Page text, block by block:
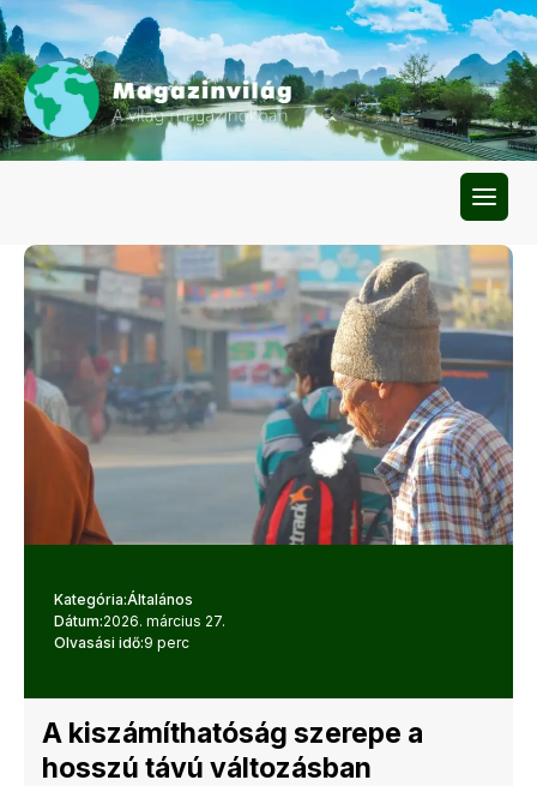
Kategória:Általános
Dátum:2026. március 27.
Olvasási idő:9 perc
A kiszámíthatóság szerepe a
hosszú távú változásban